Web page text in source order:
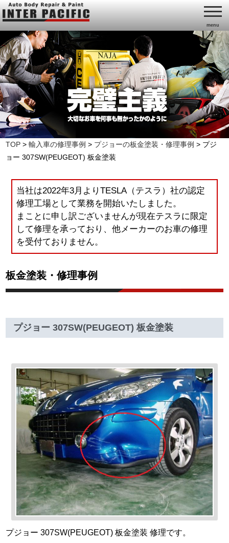
menu
TOP >輸入車の修理事例 > プジョーの板金塗装・修理事例 > プジ
ョー 307SW(PEUGEOT) 板金塗装
当社は2022年3月よりTESLA（テスラ）社の認定
修理工場として業務を開始いたしました。
まことに申し訳ございませんが現在テスラに限定
して修理を承っており、他メーカーのお車の修理
を受付ておりません。
板金塗装・修理事例
プジョー 307SW(PEUGEOT) 板金塗装
プジョー 307SW(PEUGEOT) 板金塗装 修理です。